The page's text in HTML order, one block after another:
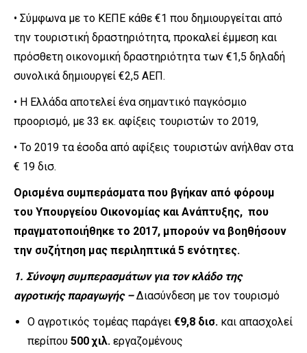
• Σύμφωνα με το ΚΕΠΕ κάθε €1 που δημιουργείται από
την τουριστική δραστηριότητα, προκαλεί έμμεση και
πρόσθετη οικονομική δραστηριότητα των €1,5 δηλαδή
συνολικά δημιουργεί €2,5 ΑΕΠ.
• Η Ελλάδα αποτελεί ένα σημαντικό παγκόσμιο
προορισμό, με 33 εκ. αφίξεις τουριστών το 2019,
• Το 2019 τα έσοδα από αφίξεις τουριστών ανήλθαν στα
€ 19 δισ.
Ορισμένα συμπεράσματα που βγήκαν από φόρουμ
του Υπουργείου Οικονομίας και Ανάπτυξης, που
πραγματοποιήθηκε το 2017, μπορούν να βοηθήσουν
την συζήτηση μας περιληπτικά 5 ενότητες.
1. Σύνοψη συμπερασμάτων για τον κλάδο της
αγροτικής παραγωγής –Διασύνδεση με τον τουρισμό
Ο αγροτικός τομέας παράγει €9,8 δισ. και απασχολεί
περίπου 500 χιλ. εργαζομένους